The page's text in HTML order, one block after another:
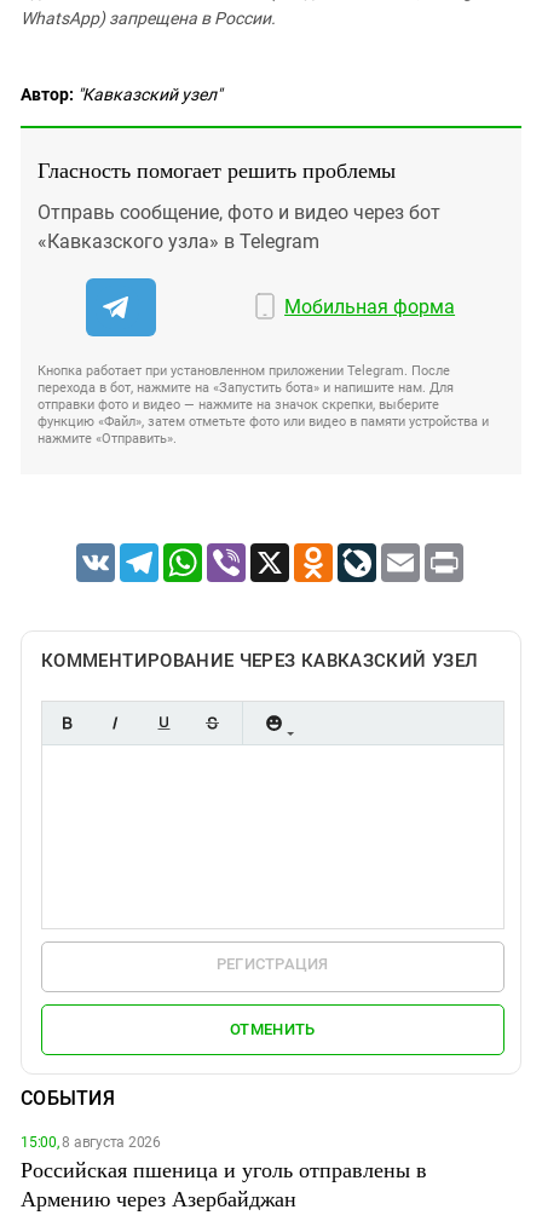
WhatsApp) запрещена в России.
Автор: "Кавказский узел"
Гласность помогает решить проблемы
Отправь сообщение, фото и видео через бот
«Кавказского узла» в Telegram
Мобильная форма
Кнопка работает при установленном приложении Telegram. После
перехода в бот, нажмите на «Запустить бота» и напишите нам. Для
отправки фото и видео — нажмите на значок скрепки, выберите
функцию «Файл», затем отметьте фото или видео в памяти устройства и
нажмите «Отправить».
VK TelegramWhatsApp
Viber X Odnoklassniki
LiveJournal
Email Print
КОММЕНТИРОВАНИЕ ЧЕРЕЗ КАВКАЗСКИЙ УЗЕЛ
РЕГИСТРАЦИЯ
ОТМЕНИТЬ
СОБЫТИЯ
15:00,8 августа 2026
Российская пшеница и уголь отправлены в
Армению через Азербайджан